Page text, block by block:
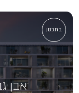
בתכנון
אבן